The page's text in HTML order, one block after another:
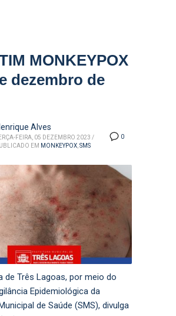
MONKEYPOX
dezembro de
0
Alves
FEIRA, 05 DEZEMBRO 2023 /
EM MONKEYPOX SMS
de Três Lagoas, por meio do
Epidemiológica da
de Saúde (SMS), divulga